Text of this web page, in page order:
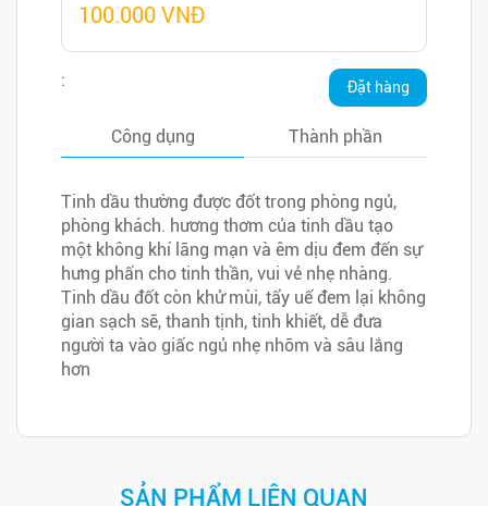
100.000 VNĐ
Đặt hàng
ngay
:
Công dụng Thành phần
Tinh dầu thường được đốt trong phòng ngủ,
phòng khách. hương thơm của tinh dầu tạo
một không khí lãng mạn và êm dịu đem đến sự
hưng phấn cho tinh thần, vui vẻ nhẹ nhàng.
Tinh dầu đốt còn khử mùi, tẩy uế đem lại không
gian sạch sẽ, thanh tịnh, tinh khiết, dễ đưa
người ta vào giấc ngủ nhẹ nhõm và sâu lắng
hơn
SẢN PHẨM LIÊN QUAN